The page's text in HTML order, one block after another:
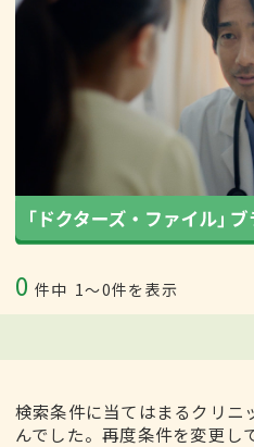
0 件中 1〜0件を表示
検索条件に当てはまるクリニ
んでした。再度条件を変更し